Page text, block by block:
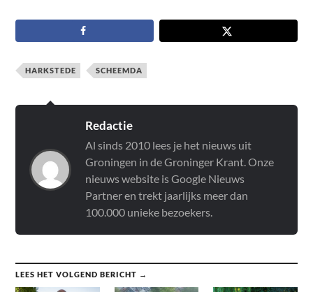
HARKSTEDE SCHEEMDA
Redactie
Al sinds 2010 lees je het nieuws uit
Groningen in de Groninger Krant. Onze
nieuws website is Google Nieuws
Partner en trekt jaarlijks meer dan
100.000 unieke bezoekers.
LEES HET VOLGEND BERICHT →